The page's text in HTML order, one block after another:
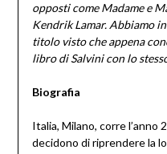
opposti come Madame e
Kendrik Lamar. Abbiamo
titolo visto che appena
libro di Salvini con lo
Biografia
Italia, Milano, corre l’anno
decidono di riprendere la